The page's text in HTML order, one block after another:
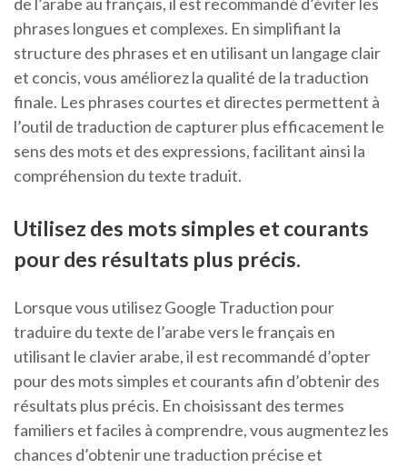
phrases longues et complexes. En simplifiant la
structure des phrases et en utilisant un langage clair
et concis, vous améliorez la qualité de la traduction
finale. Les phrases courtes et directes permettent à
l’outil de traduction de capturer plus efficacement le
sens des mots et des expressions, facilitant ainsi la
compréhension du texte traduit.
Utilisez des mots simples et courants
pour des résultats plus précis.
Lorsque vous utilisez Google Traduction pour
traduire du texte de l’arabe vers le français en
utilisant le clavier arabe, il est recommandé d’opter
pour des mots simples et courants afin d’obtenir des
résultats plus précis. En choisissant des termes
familiers et faciles à comprendre, vous augmentez les
chances d’obtenir une traduction précise et